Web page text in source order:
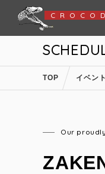
TOP イベント
Our